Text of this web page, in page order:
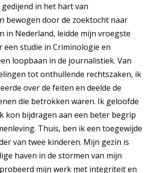
in het hart van
bewogen door de zoektocht naar
in Nederland, leidde mijn vroegste
een studie in Criminologie en
loopbaan in de journalistiek. Van
tot onthullende rechtszaken, ik
over de feiten en deelde de
die betrokken waren. Ik geloofde
kon bijdragen aan een beter begrip
Thuis, ben ik een toegewijde
van twee kinderen. Mijn gezin is
haven in de stormen van mijn
mijn werk met integriteit en